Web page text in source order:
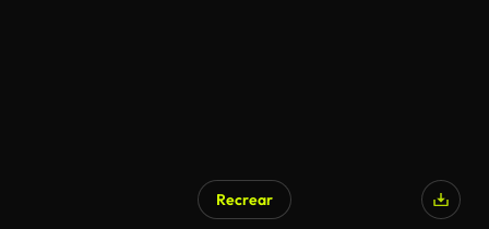
Recrear